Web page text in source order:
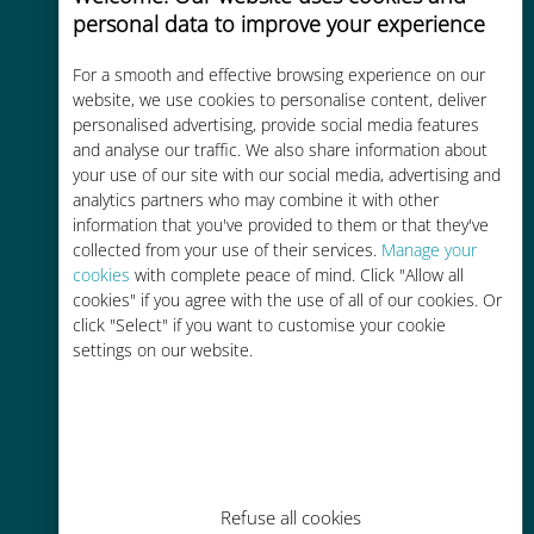
personal data to improve your experience
For a smooth and effective browsing experience on our
website, we use cookies to personalise content, deliver
personalised advertising, provide social media features
and analyse our traffic. We also share information about
your use of our site with our social media, advertising and
analytics partners who may combine it with other
information that you've provided to them or that they've
collected from your use of their services. Manage your
cookies with complete peace of mind. Click "Allow all
cookies" if you agree with the use of all of our cookies. Or
click "Select" if you want to customise your cookie
settings on our website.
Refuse all cookies
Uygun maliyetli
Mevcut operatörünüzle dolaşım
ücretlerinden %90'a kadar daha
ucuz
Kolay doldurma
Ubigi uygulaması aracılığıyla her